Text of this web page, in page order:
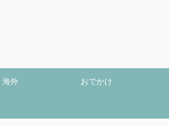
海外 おでかけ